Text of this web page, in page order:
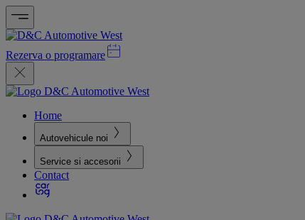
Rezerva o programare
Home
Autovehicule noi
Service si accesorii
Contact